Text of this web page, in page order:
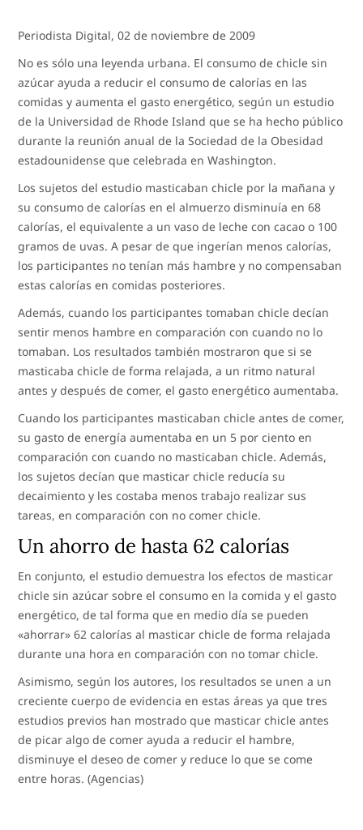
Periodista Digital, 02 de noviembre de 2009
No es sólo una leyenda urbana. El consumo de chicle sin
azúcar ayuda a reducir el consumo de calorías en las
comidas y aumenta el gasto energético, según un estudio
de la Universidad de Rhode Island que se ha hecho público
durante la reunión anual de la Sociedad de la Obesidad
estadounidense que celebrada en Washington.
Los sujetos del estudio masticaban chicle por la mañana y
su consumo de calorías en el almuerzo disminuía en 68
calorías, el equivalente a un vaso de leche con cacao o 100
gramos de uvas. A pesar de que ingerían menos calorías,
los participantes no tenían más hambre y no compensaban
estas calorías en comidas posteriores.
Además, cuando los participantes tomaban chicle decían
sentir menos hambre en comparación con cuando no lo
tomaban. Los resultados también mostraron que si se
masticaba chicle de forma relajada, a un ritmo natural
antes y después de comer, el gasto energético aumentaba.
Cuando los participantes masticaban chicle antes de comer,
su gasto de energía aumentaba en un 5 por ciento en
comparación con cuando no masticaban chicle. Además,
los sujetos decían que masticar chicle reducía su
decaimiento y les costaba menos trabajo realizar sus
tareas, en comparación con no comer chicle.
Un ahorro de hasta 62 calorías
En conjunto, el estudio demuestra los efectos de masticar
chicle sin azúcar sobre el consumo en la comida y el gasto
energético, de tal forma que en medio día se pueden
«ahorrar» 62 calorías al masticar chicle de forma relajada
durante una hora en comparación con no tomar chicle.
Asimismo, según los autores, los resultados se unen a un
creciente cuerpo de evidencia en estas áreas ya que tres
estudios previos han mostrado que masticar chicle antes
de picar algo de comer ayuda a reducir el hambre,
disminuye el deseo de comer y reduce lo que se come
entre horas. (Agencias)